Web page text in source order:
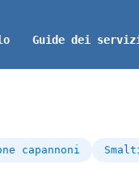
Guide dei
capannoni